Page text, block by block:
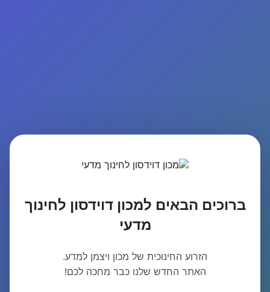
ברוכים הבאים למכון דוידסון לחינוך
מדעי
הזרוע החינוכית של מכון ויצמן למדע.
האתר החדש שלנו כבר מחכה לכם!